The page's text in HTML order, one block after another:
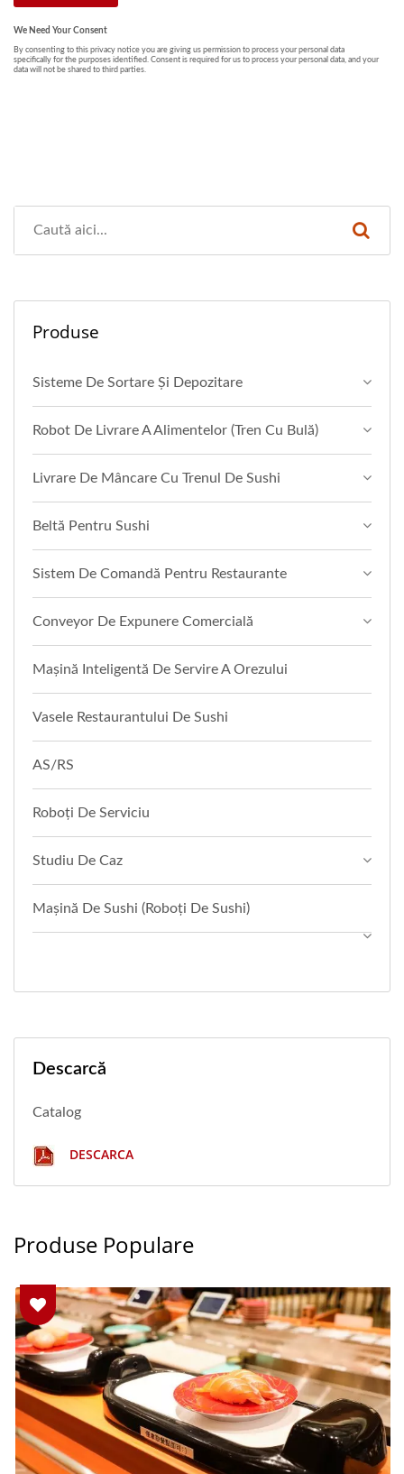
Produse
Sisteme De Sortare Și Depozitare
Robot De Livrare A Alimentelor (Tren Cu Bulă)
Livrare De Mâncare Cu Trenul De Sushi
Beltă Pentru Sushi
Sistem De Comandă Pentru Restaurante
Conveyor De Expunere Comercială
Mașină Inteligentă De Servire A Orezului
Vasele Restaurantului De Sushi
AS/RS
Roboți De Serviciu
Studiu De Caz
Mașină De Sushi (Roboți De Sushi)
Descarcă
Catalog
DESCARCA
Produse Populare